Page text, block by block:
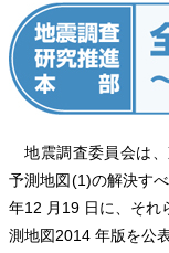
地震調査委員会は、
予測地図(1)の解決す
年12 月19 日に、それ
測地図2014 年版を公